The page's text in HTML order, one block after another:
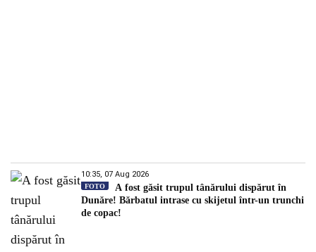
10:35, 07 Aug 2026
FOTO
A fost găsit trupul tânărului dispărut în
Dunăre! Bărbatul intrase cu skijetul într-un trunchi
de copac!